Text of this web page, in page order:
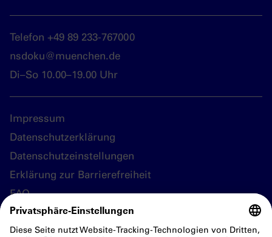
Telefon +49 89 233-767000
nsdoku@muenchen.de
Di–So 10.00–19.00 Uhr
Impressum
Datenschutzerklärung
Datenschutzeinstellungen
Erklärung zur Barrierefreiheit
FAQ
Folgen Sie uns